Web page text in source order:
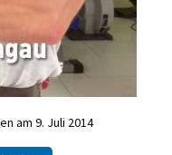
am 9. Juli 2014